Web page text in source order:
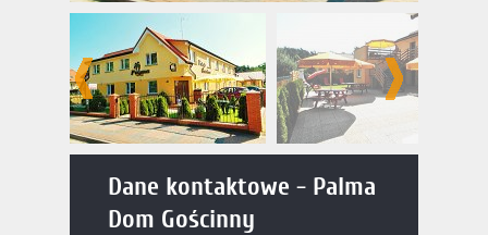
Dane kontaktowe - Palma
Dom Gościnny